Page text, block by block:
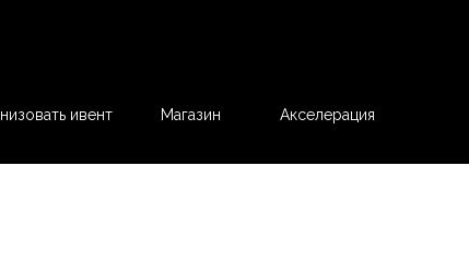
ивент Магазин Акселерация